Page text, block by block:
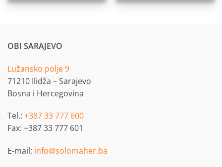
OBI SARAJEVO
Lužansko polje 9
71210 Ilidža – Sarajevo
Bosna i Hercegovina
Tel.: +387 33 777 600
Fax: +387 33 777 601
E-mail: info@solomaher.ba